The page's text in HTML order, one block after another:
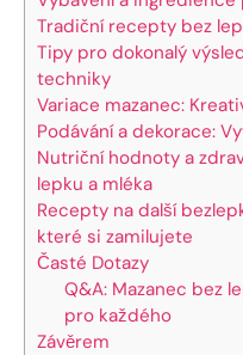
Tradiční recepty bez
Tipy pro dokonalý
techniky
Variace mazanec:
Podávání a dekorace:
Nutriční hodnoty a
lepku ‌a mléka
Recepty​ na ‍další
které‌ si zamilujete
Časté Dotazy
Q&A: Mazanec bez
pro každého
Závěrem